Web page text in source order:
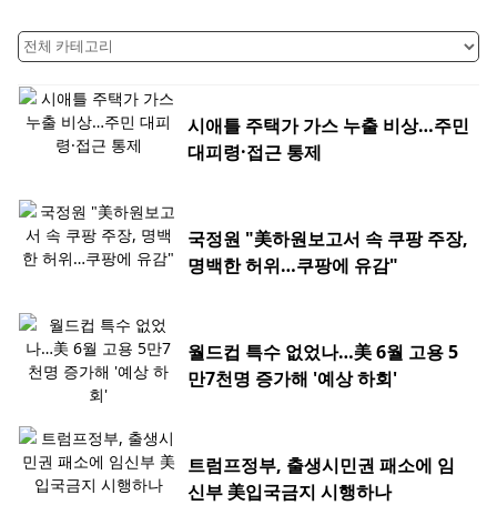
시애틀 주택가 가스 누출 비상…주민
대피령·접근 통제
국정원 "美하원보고서 속 쿠팡 주장,
명백한 허위…쿠팡에 유감"
월드컵 특수 없었나…美 6월 고용 5
만7천명 증가해 '예상 하회'
트럼프정부, 출생시민권 패소에 임
신부 美입국금지 시행하나